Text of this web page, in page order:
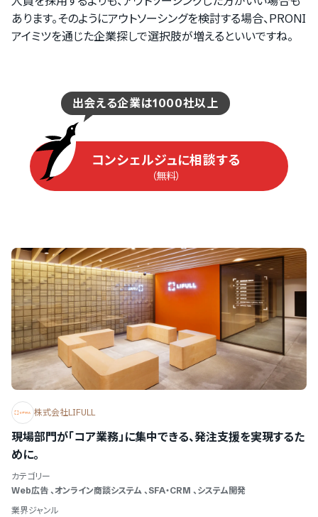
あります。そのようにアウトソーシングを検討する場合、PRONI
アイミツを通じた企業探しで選択肢が増えるといいですね。
出会える企業は1000社以上
コンシェルジュに相談する
（無料）
株式会社LIFULL
現場部門が「コア業務」に集中できる、発注支援を実現するた
めに。
カテゴリー
Web広告 、オンライン商談システム 、SFA・CRM 、 システム開発
業界ジャンル